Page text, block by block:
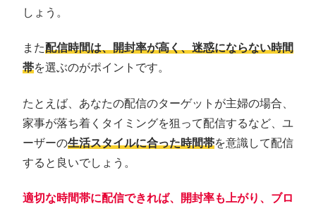
しょう。
また配信時間は、開封率が高く、迷惑にならない時間
帯を選ぶのがポイントです。
たとえば、あなたの配信のターゲットが主婦の場合、
家事が落ち着くタイミングを狙って配信するなど、ユ
ーザーの生活スタイルに合った時間帯を意識して配信
すると良いでしょう。
適切な時間帯に配信できれば、開封率も上がり、ブロ